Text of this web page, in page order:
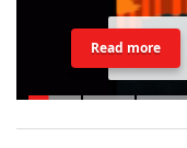
Read more